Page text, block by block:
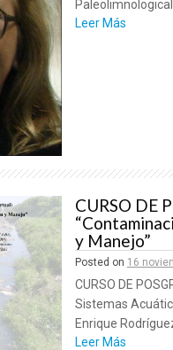
Leer Más
CURSO DE
y Manejo”
Posted on 16
CURSO DE
Sistemas
Enrique
Leer Más